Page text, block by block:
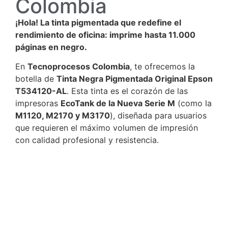
Colombia
¡Hola! La tinta pigmentada que redefine el
rendimiento de oficina: imprime hasta 11.000
páginas en negro.
En Tecnoprocesos Colombia, te ofrecemos la
botella de Tinta Negra Pigmentada Original Epson
T534120-AL. Esta tinta es el corazón de las
impresoras EcoTank de la Nueva Serie M (como la
M1120, M2170 y M3170), diseñada para usuarios
que requieren el máximo volumen de impresión
con calidad profesional y resistencia.